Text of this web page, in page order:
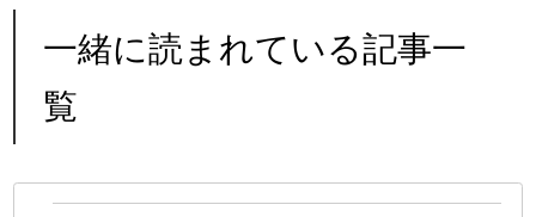
一緒に読まれている記事一
覧